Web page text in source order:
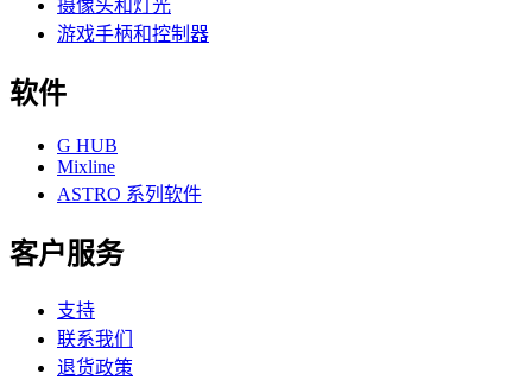
摄像头和灯光
游戏手柄和控制器
软件
G HUB
Mixline
ASTRO 系列软件
客户服务
支持
联系我们
退货政策